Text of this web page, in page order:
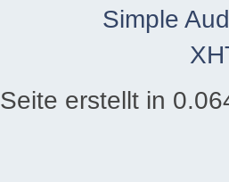
Simple
Seite erstellt in